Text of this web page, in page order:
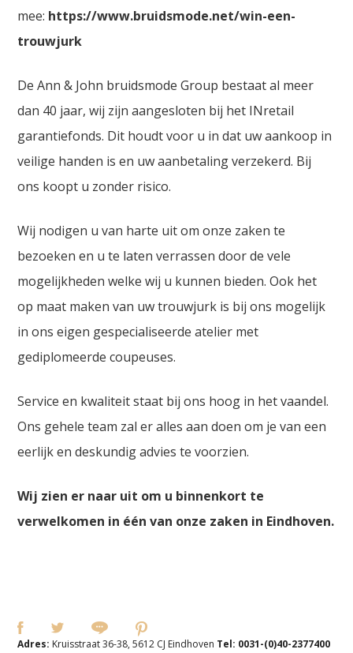
mee: https://www.bruidsmode.net/win-een-
trouwjurk
De Ann & John bruidsmode Group bestaat al meer
dan 40 jaar, wij zijn aangesloten bij het INretail
garantiefonds. Dit houdt voor u in dat uw aankoop in
veilige handen is en uw aanbetaling verzekerd. Bij
ons koopt u zonder risico.
Wij nodigen u van harte uit om onze zaken te
bezoeken en u te laten verrassen door de vele
mogelijkheden welke wij u kunnen bieden. Ook het
op maat maken van uw trouwjurk is bij ons mogelijk
in ons eigen gespecialiseerde atelier met
gediplomeerde coupeuses.
Service en kwaliteit staat bij ons hoog in het vaandel.
Ons gehele team zal er alles aan doen om je van een
eerlijk en deskundig advies te voorzien.
Wij zien er naar uit om u binnenkort te
verwelkomen in één van onze zaken in Eindhoven.
Adres: Kruisstraat 36-38, 5612 CJ Eindhoven Tel: 0031-(0)40-2377400